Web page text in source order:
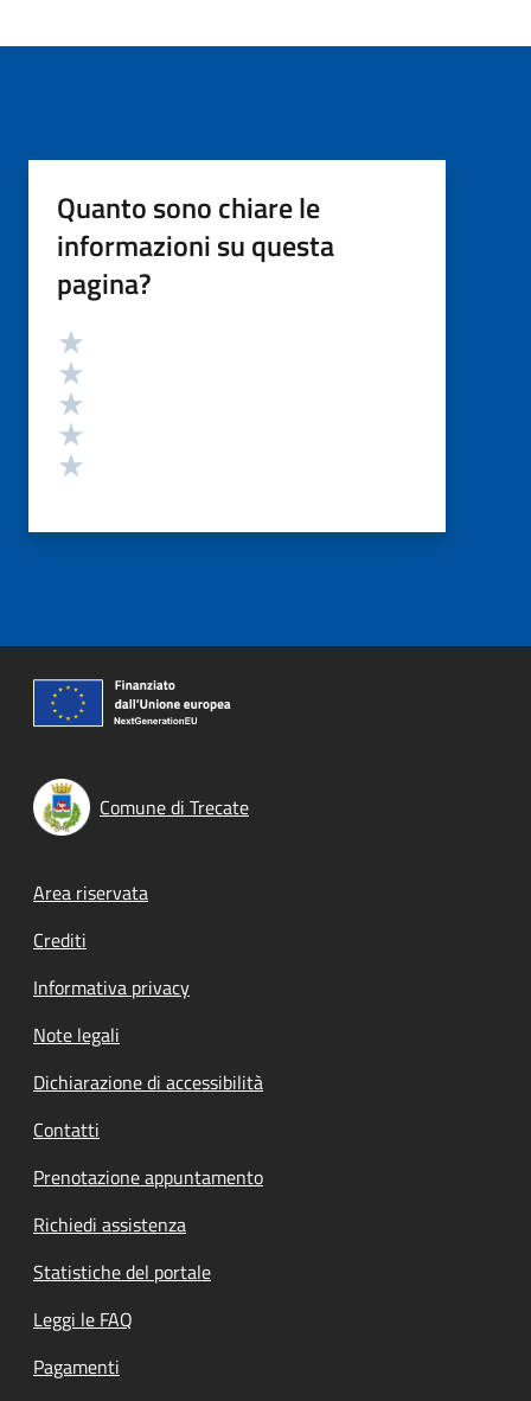
Quanto sono chiare le
informazioni su questa
pagina?
Valutazione
Comune di Trecate
Footer menu
Area riservata
Crediti
Informativa privacy
Note legali
Dichiarazione di accessibilità
Contatti
Prenotazione appuntamento
Richiedi assistenza
Statistiche del portale
Leggi le FAQ
Pagamenti